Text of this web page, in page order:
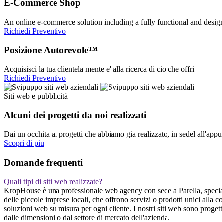
E-Commerce Shop
An online e-commerce solution including a fully functional and
Richiedi Preventivo
Posizione Autorevole™
Acquisisci la tua clientela mente e' alla ricerca di cio che offri
Richiedi Preventivo
Siti web e pubblicità
Alcuni dei progetti da noi realizzati
Dai un occhita ai progetti che abbiamo gia realizzato, in sedel
Scopri di piu
Domande frequenti
Quali tipi di siti web realizzate?
KropHouse è una professionale web agency con sede a Parella,
delle piccole imprese locali, che offrono servizi o prodotti unici alla
soluzioni web su misura per ogni cliente. I nostri siti web sono
dalle dimensioni o dal settore di mercato dell'azienda.